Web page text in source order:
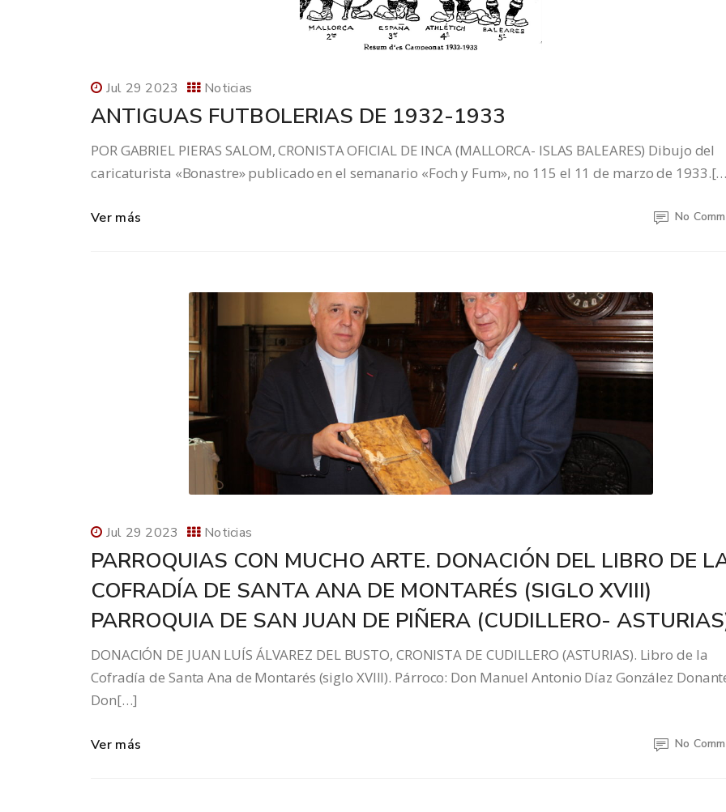
Jul 29 2023 Noticias
ANTIGUAS FUTBOLERIAS DE 1932-1933
POR GABRIEL PIERAS SALOM, CRONISTA OFICIAL DE INCA (MALLORCA- ISLAS BALEARES) Dibujo del
caricaturista «Bonastre» publicado en el semanario «Foch y Fum», no 115 el 11 de marzo de
Ver más No
Jul 29 2023 Noticias
PARROQUIAS CON MUCHO ARTE. DONACIÓN DEL LIBRO DE
COFRADÍA DE SANTA ANA DE MONTARÉS (SIGLO XVIII)
PARROQUIA DE SAN JUAN DE PIÑERA (CUDILLERO-
DONACIÓN DE JUAN LUÍS ÁLVAREZ DEL BUSTO, CRONISTA DE CUDILLERO (ASTURIAS). Libro de la
Cofradía de Santa Ana de Montarés (siglo XVIII). Párroco: Don Manuel Antonio Díaz González
Don[…]
Ver más No